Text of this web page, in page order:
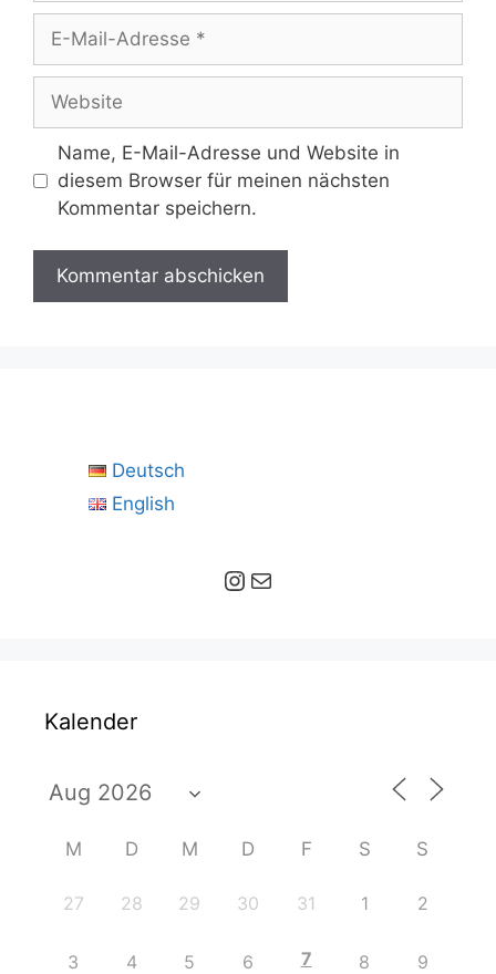
Mail-
Adresse
Name, E-Mail-Adresse und Website in
diesem Browser für meinen nächsten
Kommentar speichern.
Deutsch
English
Instagram E-Mail
Kalender
M D M D F S S
27 28 29 30 31 1 2
3 4 5 6 7 8 9